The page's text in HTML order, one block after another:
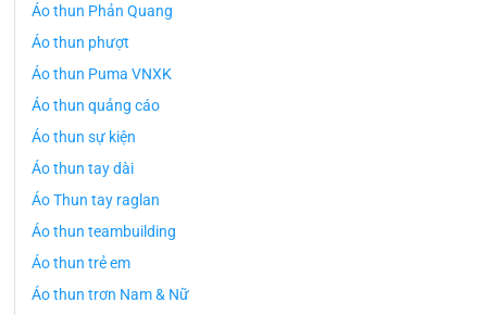
Áo thun Phản Quang
Áo thun phượt
Áo thun Puma VNXK
Áo thun quảng cáo
Áo thun sự kiện
Áo thun tay dài
Áo Thun tay raglan
Áo thun teambuilding
Áo thun trẻ em
Áo thun trơn Nam & Nữ